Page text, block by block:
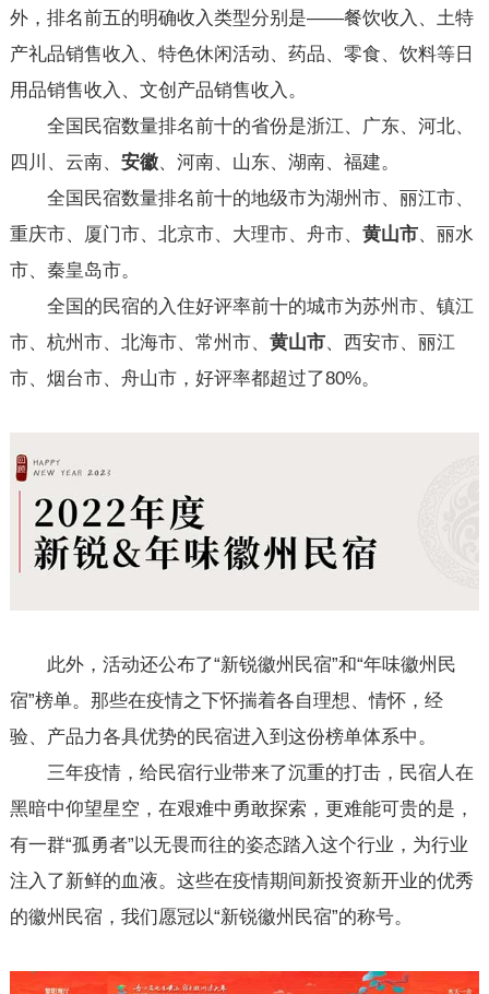
外，排名前五的明确收入类型分别是——餐饮收入、土特
产礼品销售收入、特色休闲活动、药品、零食、饮料等日
用品销售收入、文创产品销售收入。
全国民宿数量排名前十的省份是浙江、广东、河北、
四川、云南、 安徽、河南、山东、湖南、福建。
全国民宿数量排名前十的地级市为湖州市、丽江市、
重庆市、厦门市、北京市、大理市、舟市、 黄山市、丽水
市、秦皇岛市。
全国的民宿的入住好评率前十的城市为苏州市、镇江
市、杭州市、北海市、常州市、 黄山市、西安市、丽江
市、烟台市、舟山市，好评率都超过了80%。
此外，活动还公布了“新锐徽州民宿”和“年味徽州民
宿”榜单。那些在疫情之下怀揣着各自理想、情怀，经
验、产品力各具优势的民宿进入到这份榜单体系中。
三年疫情，给民宿行业带来了沉重的打击，民宿人在
黑暗中仰望星空，在艰难中勇敢探索，更难能可贵的是，
有一群“孤勇者”以无畏而往的姿态踏入这个行业，为行业
注入了新鲜的血液。这些在疫情期间新投资新开业的优秀
的徽州民宿，我们愿冠以“新锐徽州民宿”的称号。